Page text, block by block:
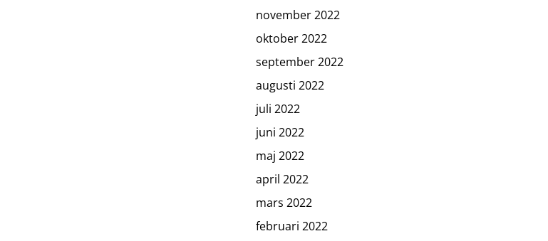
november 2022
oktober 2022
september 2022
augusti 2022
juli 2022
juni 2022
maj 2022
april 2022
mars 2022
februari 2022